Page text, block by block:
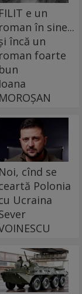
FILIT e un
roman în sine...
încă un
roman foarte
bun
Ioana
MOROȘAN
Noi, cînd se
Polonia
Ucraina